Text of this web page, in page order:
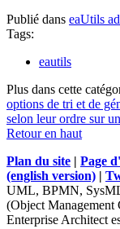
Publié dans eaUtils
Tags:
eautils
Plus dans cette
options de tri et de
selon leur ordre sur
Retour en haut
Plan du site | Page
(english version) |
UML, BPMN, SysML
(Object Management
Enterprise Architect